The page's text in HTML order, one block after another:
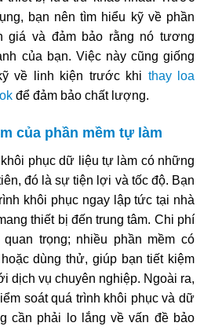
bạn nên tìm hiểu kỹ về phần
giá và đảm bảo rằng nó tương
của bạn. Việc này cũng giống
về linh kiện trước khi thay loa
để đảm bảo chất lượng.
của phần mềm tự làm
phục dữ liệu tự làm có những
đó là sự tiện lợi và tốc độ. Bạn
khôi phục ngay lập tức tại nhà
thiết bị đến trung tâm. Chi phí
trọng; nhiều phần mềm có
dùng thử, giúp bạn tiết kiệm
dịch vụ chuyên nghiệp. Ngoài ra,
soát quá trình khôi phục và dữ
cần phải lo lắng về vấn đề bảo